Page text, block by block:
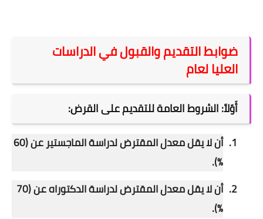
ضوابط التقديم والقبول في الدراسات
العليا لعام
أَوّلاً: الشروط العامة للتقديم على القرض:
1.
أن لا يقل معدل المقترض لدراسة الماجستير عن (60
%).
2.
أن لا يقل معدل المقترض لدراسة الدكتوراه عن (70
%).